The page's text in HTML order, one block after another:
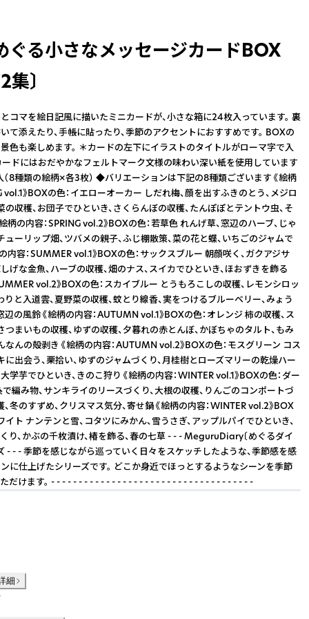
ぐる小さなメッセージカードBOX
集〕
コマを絵日記風に描いたミニカードが、小さな箱に24枚入っています。 裏
て添えたり、手帳に貼ったり、季節のアクセントにおすすめです。 BOXの
色も楽しめます。 ＊カードの左下にイラストのタイトルがローマ字で入
ードにはおだやかなフェルトマーク文様の味わい深い紙を使用しています
（8種類の絵柄×各3枚） ◆バリエーションは下記の8種類ございます 《絵柄
vol.1》BOXの色：イエローオーカー しだれ梅、顔を出すふきのとう、メジロ
の収穫、お団子でひといき、さくらんぼの収穫、たんぽぽとテントウ虫、そ
柄の内容：SPRING vol.2》BOXの色：若草色 れんげ草、窓辺のハーブ、じゃ
ューリップ畑、ツバメの親子、ふじ棚散策、菜の花と蝶、いちごのジャムで
内容：SUMMER vol.1》BOXの色：サックスブルー 朝顔咲く、ガクアジサ
しげな金魚、ハーブの収穫、畑のナス、スイカでひといき、ほおずきを飾る
vol.2》BOXの色：スカイブルー とうもろこしの収穫、レモンシロッ
りと入道雲、夏野菜の収穫、蚊とり線香、実をつけるブルーベリー、みょう
辺の風鈴 《絵柄の内容：AUTUMN vol.1》BOXの色：オレンジ 柿の収穫、ス
つまいもの収穫、ゆずの収穫、夕暮れの赤とんぼ、かぼちゃのタルト、もみ
なんの殻剥き 《絵柄の内容：AUTUMN vol.2》BOXの色：モスグリーン コス
に出会う、栗拾い、ゆずのジャムづくり、月桂樹とローズマリーの乾燥ハー
大学芋でひといき、きのこ狩り 《絵柄の内容：WINTER vol.1》BOXの色：ダー
編み物、サンキライのリースづくり、大根の収穫、りんごのコンポートづ
、冬のすずめ、クリスマス気分、寄せ鍋 《絵柄の内容：WINTER vol.2》BOX
イト ナンテンと雪、コタツにみかん、雪うさぎ、アップルパイでひといき、
り、かぶの千枚漬け、椿を飾る、春の七草 - - - MeguruDiary〔めぐるダイ
- - - 季節を感じながら巡っていく日々をスケッチしたような、季節感を感
に仕上げたシリーズです。 どこか身近でほっとするようなシーンを季節
だけます。 - - - - - - - - - - - - - - - - - - - - - - - - - - - - - - - - - - - - -
細